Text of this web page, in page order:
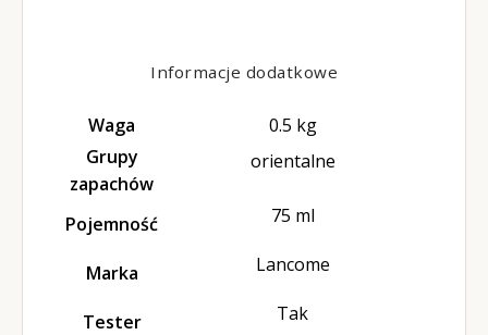
Informacje dodatkowe
Waga
0.5 kg
Grupy
zapachów
orientalne
Pojemność 75 ml
Marka Lancome
Tester Tak